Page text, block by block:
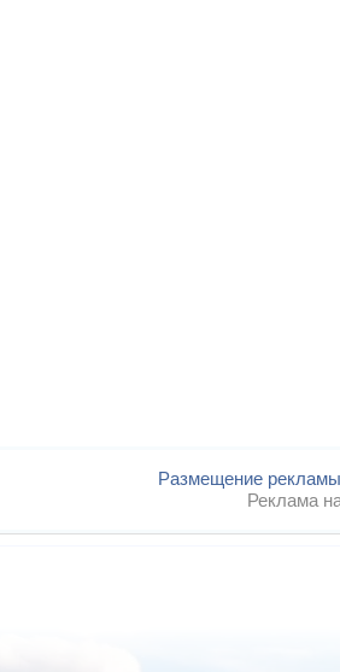
Размещение рекламы
Реклама